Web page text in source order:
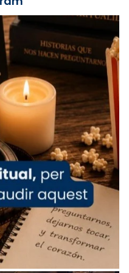
Vatican
news/2026-
papa-viaje-
Semproniana ens
de Tortosa, ha
la missa de Les